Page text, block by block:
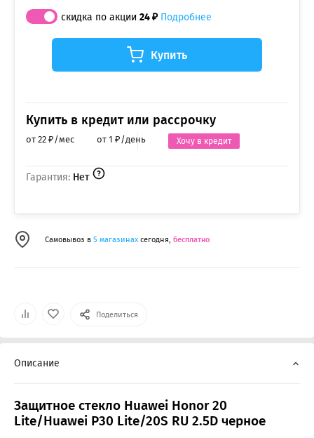
Поделиться
Гарантия: Нет
скидка по акции 24 ₽ Подробнее
Купить
Купить в кредит или рассрочку
от 22 ₽/мес от 1 ₽/день Хочу в кредит
Самовывоз в 5 магазинах сегодня, бесплатно
Описание
Защитное стекло Huawei Honor 20
Lite/Huawei P30 Lite/20S RU 2.5D черное